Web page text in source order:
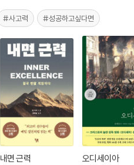
#사고력 #성공하고싶다면
내면 근력 오디세이아